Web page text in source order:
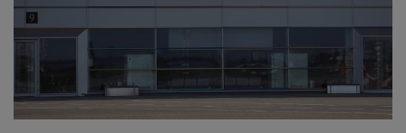
НОВОСТИ КОЛЛЕДЖ TV
КОЛЛЕДЖ ДЕНЬ ЗА ДНЕМ
ГОСТЬ В СТУДИИ